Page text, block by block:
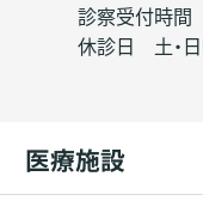
診察受付時
休診日 土・日
医療施設